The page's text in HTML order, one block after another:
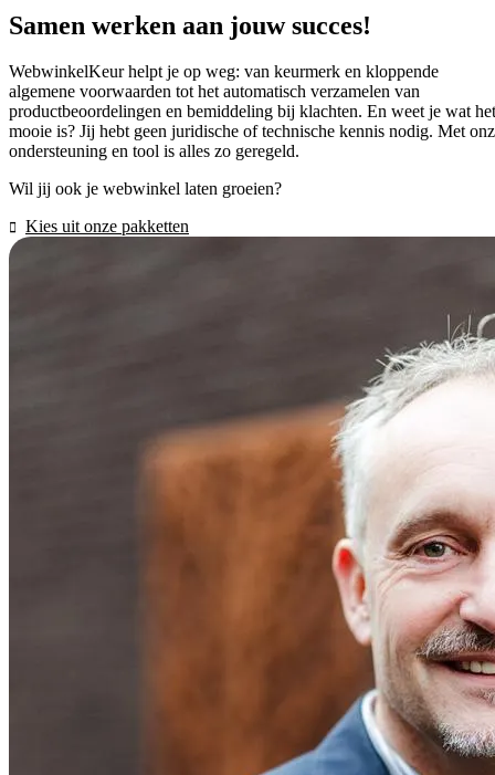
Samen werken aan jouw succes!
WebwinkelKeur helpt je op weg: van keurmerk en kloppende
algemene voorwaarden tot het automatisch verzamelen van
productbeoordelingen en bemiddeling bij klachten. En weet je wat het
mooie is? Jij hebt geen juridische of technische kennis nodig. Met
ondersteuning en tool is alles zo geregeld.
Wil jij ook je webwinkel laten groeien?
Kies uit onze pakketten